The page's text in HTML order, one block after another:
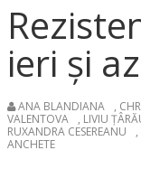
ieri și
ANA BLANDIANA ,
VALENTOVA
, LIVIU
RUXANDRA CESEREANU
,
ANCHETE